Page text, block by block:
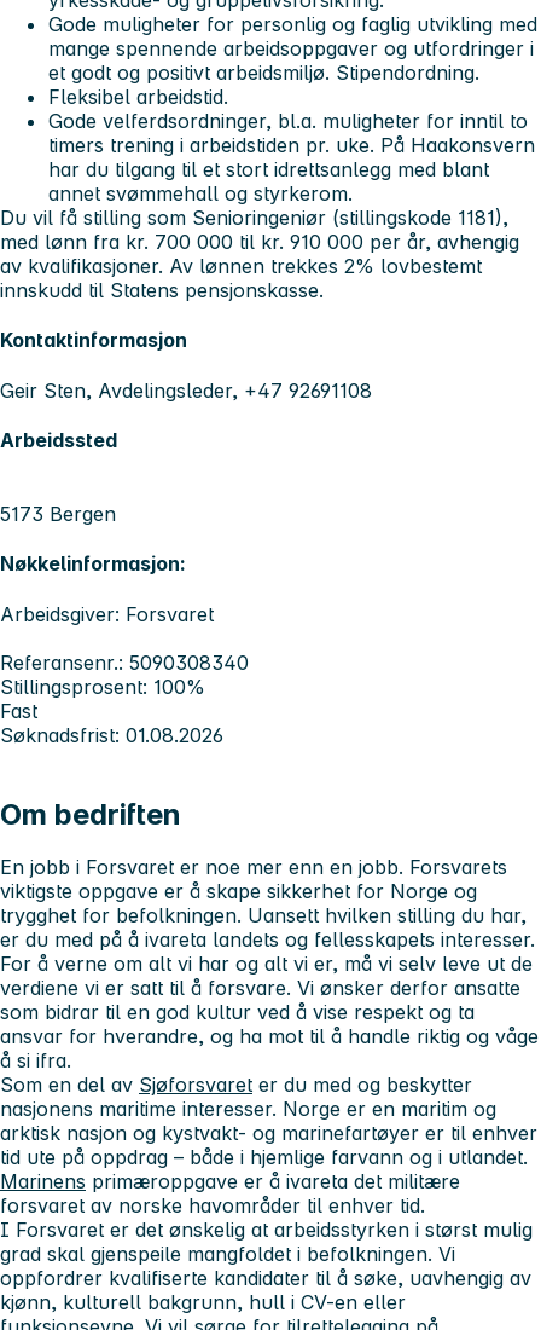
Gode muligheter for personlig og faglig utvikling med
mange spennende arbeidsoppgaver og utfordringer i
et godt og positivt arbeidsmiljø. Stipendordning.
Fleksibel arbeidstid.
Gode velferdsordninger, bl.a. muligheter for inntil to
timers trening i arbeidstiden pr. uke. På Haakonsvern
har du tilgang til et stort idrettsanlegg med blant
annet svømmehall og styrkerom.
Du vil få stilling som Senioringeniør (stillingskode 1181),
med lønn fra kr. 700 000 til kr. 910 000 per år, avhengig
av kvalifikasjoner. Av lønnen trekkes 2% lovbestemt
innskudd til Statens pensjonskasse.
Kontaktinformasjon
Geir Sten, Avdelingsleder, +47 92691108
Arbeidssted
5173 Bergen
Nøkkelinformasjon:
Arbeidsgiver: Forsvaret
Referansenr.: 5090308340
Stillingsprosent: 100%
Fast
Søknadsfrist: 01.08.2026
Om bedriften
En jobb i Forsvaret er noe mer enn en jobb. Forsvarets
viktigste oppgave er å skape sikkerhet for Norge og
trygghet for befolkningen. Uansett hvilken stilling du har,
er du med på å ivareta landets og fellesskapets interesser.
For å verne om alt vi har og alt vi er, må vi selv leve ut de
verdiene vi er satt til å forsvare. Vi ønsker derfor ansatte
som bidrar til en god kultur ved å vise respekt og ta
ansvar for hverandre, og ha mot til å handle riktig og våge
å si ifra.
Som en del av Sjøforsvaret er du med og beskytter
nasjonens maritime interesser. Norge er en maritim og
arktisk nasjon og kystvakt- og marinefartøyer er til enhver
tid ute på oppdrag – både i hjemlige farvann og i utlandet.
Marinens primæroppgave er å ivareta det militære
forsvaret av norske havområder til enhver tid.
I Forsvaret er det ønskelig at arbeidsstyrken i størst mulig
grad skal gjenspeile mangfoldet i befolkningen. Vi
oppfordrer kvalifiserte kandidater til å søke, uavhengig av
kjønn, kulturell bakgrunn, hull i CV-en eller